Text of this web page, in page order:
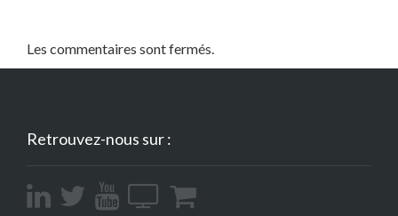
Les commentaires sont fermés.
Retrouvez-nous sur :